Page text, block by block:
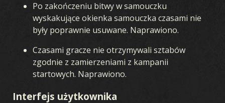
Po zakończeniu bitwy w samouczku
wyskakujące okienka samouczka czasami nie
były poprawnie usuwane. Naprawiono.
Czasami gracze nie otrzymywali sztabów
zgodnie z zamierzeniami z kampanii
startowych. Naprawiono.
Interfejs użytkownika